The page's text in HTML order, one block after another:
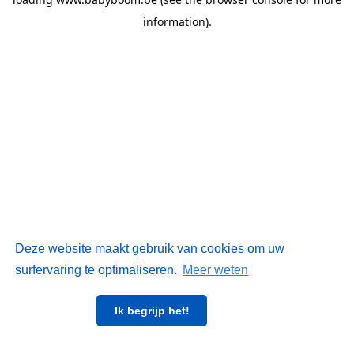
Deze website maakt gebruik van cookies om uw
surfervaring te optimaliseren. Meer weten
Ik begrijp het!
information).